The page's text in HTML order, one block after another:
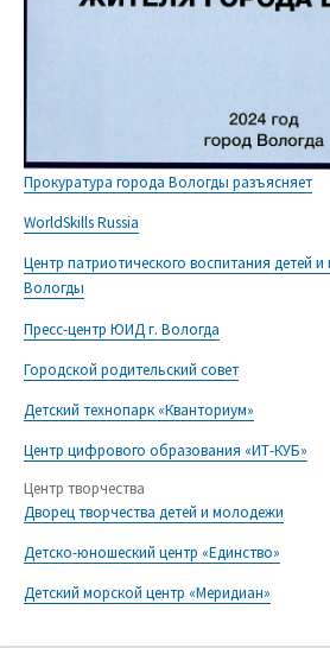
Прокуратура города Вологды разъясняет
WorldSkills Russia
Центр патриотического воспитания детей
Вологды
Пресс-центр ЮИД г. Вологда
Городской родительский совет
Детский технопарк «Кванториум»
Центр цифрового образования «ИТ-КУБ»
Центр творчества
Дворец творчества детей и молодежи
Детско-юношеский центр «Единство»
Детский морской центр «Меридиан»